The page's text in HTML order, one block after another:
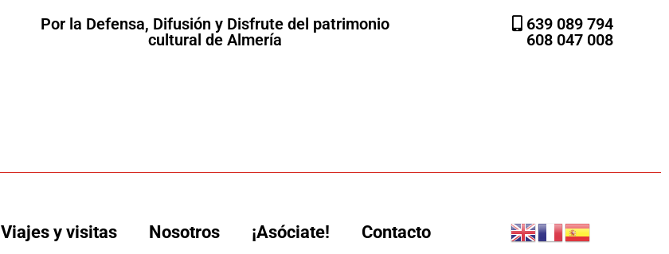
Por la Defensa, Difusión y Disfrute del patrimonio
cultural de Almería
639 089 794
608 047 008
Viajes y visitas Nosotros ¡Asóciate! Contacto